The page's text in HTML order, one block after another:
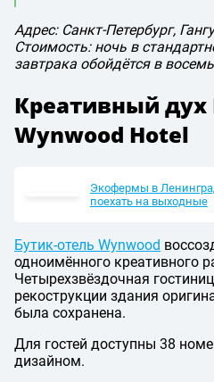
Адрес: Санкт-Петербург,
Стоимость: ночь в
завтрака обойдётся в
Креативный
Wynwood Hotel
Экофермы в
поехать на выходные
Бутик-отель Wynwood
одноимённого креативного
Четырехзвёздочная
рекострукции здания
была сохранена.
Для гостей доступны 38
дизайном.